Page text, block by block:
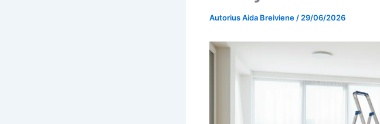
AutoriusAida Breiviene / 29/06/2026